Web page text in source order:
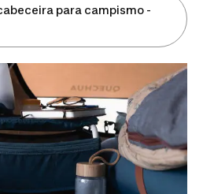
para campismo -